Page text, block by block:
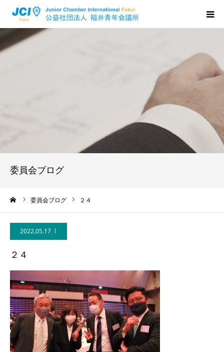
委員会ブログ
委員会ブログ ２４
2022.05.17
２４